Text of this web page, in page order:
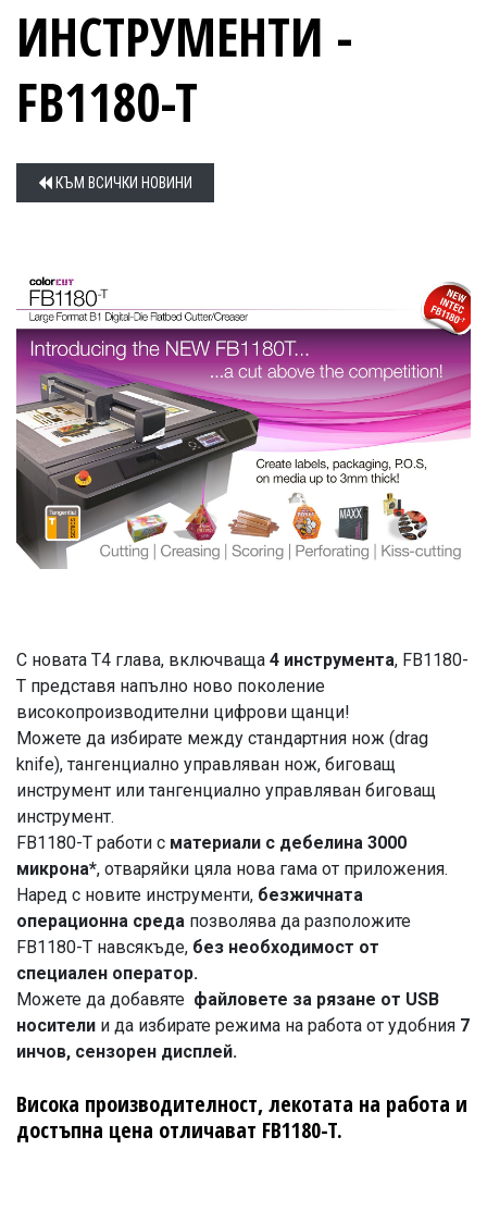
ИНСТРУМЕНТИ -
FB1180-T
КЪМ ВСИЧКИ НОВИНИ
С новата T4 глава, включваща 4 инструмента, FB1180-
T представя напълно ново поколение
високопроизводителни цифрови щанци!
Можете да избирате между стандартния нож (drag
knife), тангенциално управляван нож, биговащ
инструмент или тангенциално управляван биговащ
инструмент.
FB1180-T работи с материали с дебелина 3000
микрона*, отваряйки цяла нова гама от приложения.
Наред с новите инструменти, безжичната
операционна среда позволява да разположите
FB1180-T навсякъде, без необходимост от
специален оператор.
Можете да добавяте файловете за рязане от USB
носители и да избирате режима на работа от удобния 7
инчов, сензорен дисплей.
Висока производителност, лекотата на работа и
достъпна цена отличават FB1180-T.